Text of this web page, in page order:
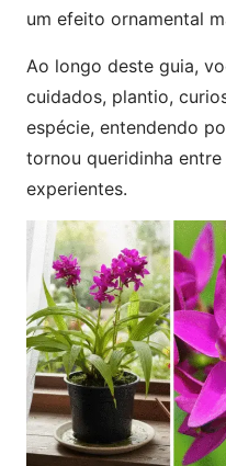
um efeito ornamental
Ao longo deste guia,
cuidados, plantio,
espécie, entendendo
tornou queridinha
experientes.